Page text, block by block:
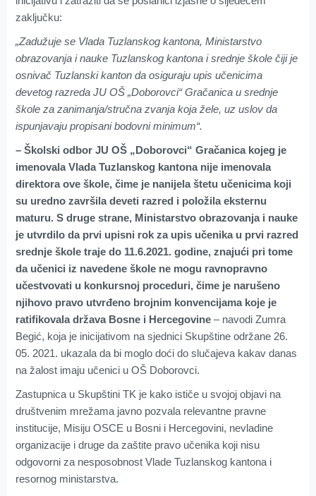
zaključku:
„Zadužuje se Vlada Tuzlanskog kantona, Ministarstvo
obrazovanja i nauke Tuzlanskog kantona i srednje škole čiji je
osnivač Tuzlanski kanton da osiguraju upis učenicima
devetog razreda JU OŠ „Doborovci“ Gračanica u srednje
škole za zanimanja/stručna zvanja koja žele, uz uslov da
ispunjavaju propisani bodovni minimum“.
– Školski odbor JU OŠ „Doborovci“ Gračanica kojeg je
imenovala Vlada Tuzlanskog kantona nije imenovala
direktora ove škole, čime je nanijela štetu učenicima koji
su uredno završila deveti razred i položila eksternu
maturu. S druge strane, Ministarstvo obrazovanja i nauke
je utvrdilo da prvi upisni rok za upis učenika u prvi razred
srednje škole traje do 11.6.2021. godine, znajući pri tome
da učenici iz navedene škole ne mogu ravnopravno
učestvovati u konkursnoj proceduri, čime je narušeno
njihovo pravo utvrđeno brojnim konvencijama koje je
ratifikovala država Bosne i Hercegovine– navodi Zumra
Begić, koja je inicijativom na sjednici Skupštine održane 26.
05. 2021. ukazala da bi moglo doći do slučajeva kakav danas
na žalost imaju učenici u OŠ Doborovci.
Zastupnica u Skupštini TK je kako ističe u svojoj objavi na
društvenim mrežama javno pozvala relevantne pravne
institucije, Misiju OSCE u Bosni i Hercegovini, nevladine
organizacije i druge da zaštite pravo učenika koji nisu
odgovorni za nesposobnost Vlade Tuzlanskog kantona i
resornog ministarstva.